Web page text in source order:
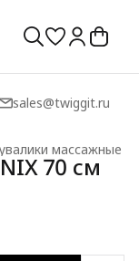
sales@twiggit.ru
массажные
70 см